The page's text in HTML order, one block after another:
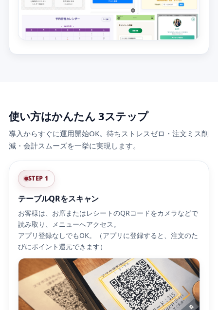
使い方はかんたん 3ステップ
導入からすぐに運用開始OK。待ちストレスゼロ・注文ミス削
減・会計スムーズを一挙に実現します。
STEP 1
テーブルQRをスキャン
お客様は、お席またはレシートのQRコードをカメラなどで
読み取り、メニューへアクセス。
アプリ登録なしでもOK。（アプリに登録すると、注文のた
びにポイント還元できます）